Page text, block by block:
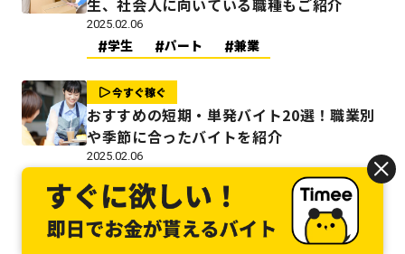
生、社会人に向いている職種もご紹介
2025.02.06
学生 パート 兼業
今すぐ稼ぐ
おすすめの短期・単発バイト20選！職業別
や季節に合ったバイトを紹介
2025.02.06
今すぐ稼ぐ
在宅ワークとは？メリット・デメリット、